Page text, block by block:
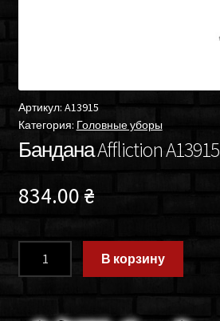
Артикул: A13915
Категория: Головные уборы
Бандана Affliction A13915
834.00 ₴
В корзину